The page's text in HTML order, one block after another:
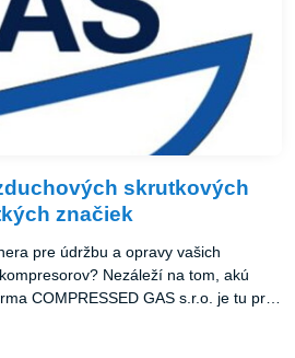
skrutkových
značiek
pre údržbu a opravy vašich
Nezáleží na tom, akú
COMPRESSED GAS s.r.o. je tu pre